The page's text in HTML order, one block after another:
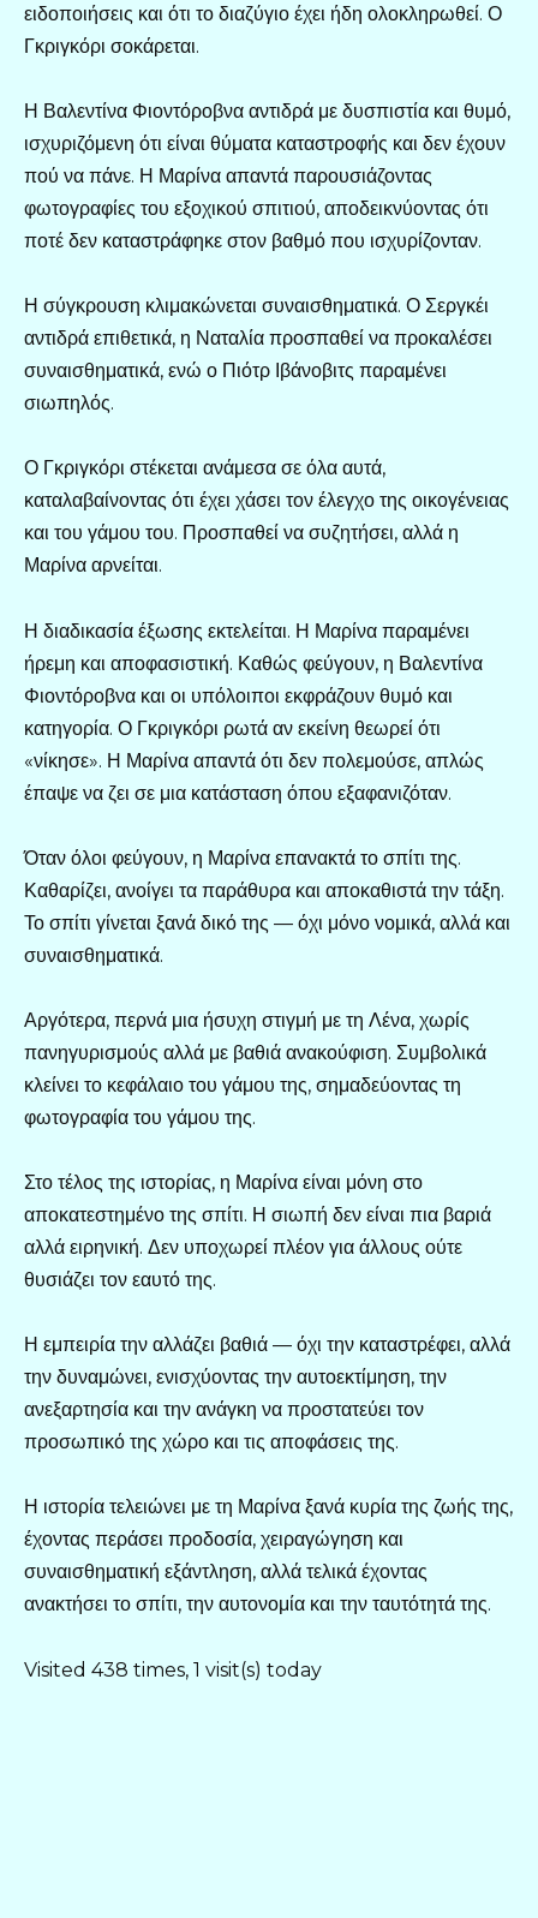
ειδοποιήσεις και ότι το διαζύγιο έχει ήδη ολοκληρωθεί. Ο
Γκριγκόρι σοκάρεται.
Η Βαλεντίνα Φιοντόροβνα αντιδρά με δυσπιστία και θυμό,
ισχυριζόμενη ότι είναι θύματα καταστροφής και δεν έχουν
πού να πάνε. Η Μαρίνα απαντά παρουσιάζοντας
φωτογραφίες του εξοχικού σπιτιού, αποδεικνύοντας ότι
ποτέ δεν καταστράφηκε στον βαθμό που ισχυρίζονταν.
Η σύγκρουση κλιμακώνεται συναισθηματικά. Ο Σεργκέι
αντιδρά επιθετικά, η Ναταλία προσπαθεί να προκαλέσει
συναισθηματικά, ενώ ο Πιότρ Ιβάνοβιτς παραμένει
σιωπηλός.
Ο Γκριγκόρι στέκεται ανάμεσα σε όλα αυτά,
καταλαβαίνοντας ότι έχει χάσει τον έλεγχο της οικογένειας
και του γάμου του. Προσπαθεί να συζητήσει, αλλά η
Μαρίνα αρνείται.
Η διαδικασία έξωσης εκτελείται. Η Μαρίνα παραμένει
ήρεμη και αποφασιστική. Καθώς φεύγουν, η Βαλεντίνα
Φιοντόροβνα και οι υπόλοιποι εκφράζουν θυμό και
κατηγορία. Ο Γκριγκόρι ρωτά αν εκείνη θεωρεί ότι
«νίκησε». Η Μαρίνα απαντά ότι δεν πολεμούσε, απλώς
έπαψε να ζει σε μια κατάσταση όπου εξαφανιζόταν.
Όταν όλοι φεύγουν, η Μαρίνα επανακτά το σπίτι της.
Καθαρίζει, ανοίγει τα παράθυρα και αποκαθιστά την τάξη.
Το σπίτι γίνεται ξανά δικό της — όχι μόνο νομικά, αλλά και
συναισθηματικά.
Αργότερα, περνά μια ήσυχη στιγμή με τη Λένα, χωρίς
πανηγυρισμούς αλλά με βαθιά ανακούφιση. Συμβολικά
κλείνει το κεφάλαιο του γάμου της, σημαδεύοντας τη
φωτογραφία του γάμου της.
Στο τέλος της ιστορίας, η Μαρίνα είναι μόνη στο
αποκατεστημένο της σπίτι. Η σιωπή δεν είναι πια βαριά
αλλά ειρηνική. Δεν υποχωρεί πλέον για άλλους ούτε
θυσιάζει τον εαυτό της.
Η εμπειρία την αλλάζει βαθιά — όχι την καταστρέφει, αλλά
την δυναμώνει, ενισχύοντας την αυτοεκτίμηση, την
ανεξαρτησία και την ανάγκη να προστατεύει τον
προσωπικό της χώρο και τις αποφάσεις της.
Η ιστορία τελειώνει με τη Μαρίνα ξανά κυρία της ζωής της,
έχοντας περάσει προδοσία, χειραγώγηση και
συναισθηματική εξάντληση, αλλά τελικά έχοντας
ανακτήσει το σπίτι, την αυτονομία και την ταυτότητά της.
Visited 438 times, 1 visit(s) today